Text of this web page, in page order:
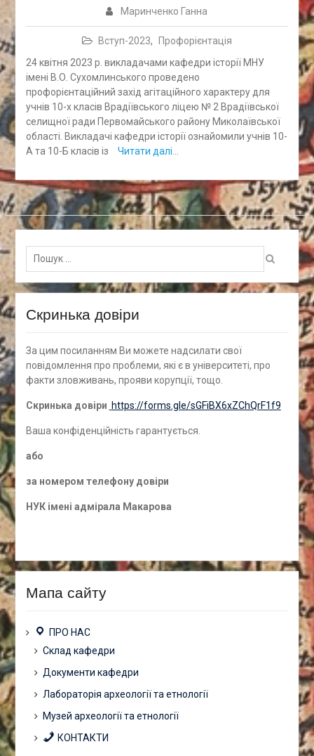
Маринченко Ганна
Вступ-2023,
Профорієнтація
24 квітня 2023 р. викладачами кафедри історії МНУ
імені В.О. Сухомлинського проведено
профорієнтаційний захід агітаційного характеру для
учнів 10-х класів Врадіївського ліцею № 2 Врадіївської
селищної ради Первомайського району Миколаївської
області. Викладачі кафедри історії ознайомили учнів 10-
А та 10-Б класів із
Читати далі…
Пошук
для:
Скринька довіри
За цим посиланням Ви можете надсилати свої
повідомлення про проблеми, які є в університеті, про
факти зловживань, прояви корупції, тощо.
Скринька довіри https://forms.gle/sGFiBX6xZChQrF1f9
Ваша конфіденційність гарантується.
або
за номером телефону довіри
НУК імені адмірала Макарова
Мапа сайту
ПРО НАС
Склад кафедри
Документи кафедри
Лабораторія археології та етнології
Музей археології та етнології
КОНТАКТИ